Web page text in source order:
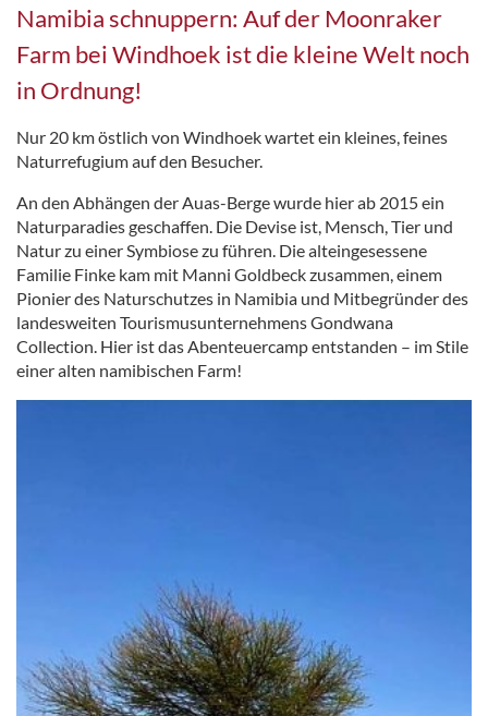
Namibia schnuppern: Auf der Moonraker
Farm bei Windhoek ist die kleine Welt noch
in Ordnung!
Nur 20 km östlich von Windhoek wartet ein kleines, feines
Naturrefugium auf den Besucher.
An den Abhängen der Auas-Berge wurde hier ab 2015 ein
Naturparadies geschaffen. Die Devise ist, Mensch, Tier und
Natur zu einer Symbiose zu führen. Die alteingesessene
Familie Finke kam mit Manni Goldbeck zusammen, einem
Pionier des Naturschutzes in Namibia und Mitbegründer des
landesweiten Tourismusunternehmens Gondwana
Collection. Hier ist das Abenteuercamp entstanden – im Stile
einer alten namibischen Farm!